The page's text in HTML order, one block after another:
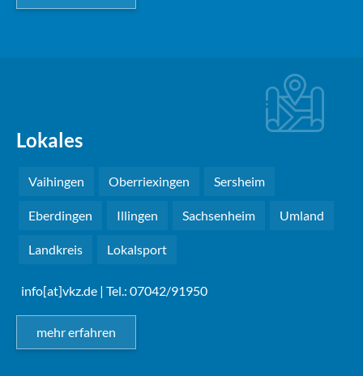
Lokales
Vaihingen Oberriexingen Sersheim
Eberdingen Illingen Sachsenheim Umland
Landkreis Lokalsport
info[at]vkz.de | Tel.: 07042/91950
mehr erfahren